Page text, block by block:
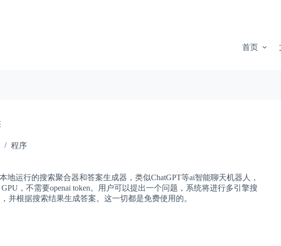
首页
程序
地运行的搜索聚合器和答案生成器，类似ChatGPT等ai智能聊天机器人，
，不需要openai token。用户可以提出一个问题，系统将进行多引擎搜
并根据搜索结果生成答案。这一切都是免费使用的。